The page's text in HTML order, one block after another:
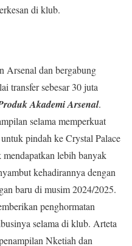
di klub.
Arsenal dan bergabung
transfer sebesar 30 juta
Akademi Arsenal.
selama memperkuat
pindah ke Crystal Palace
lebih banyak
kehadirannya dengan
baru di musim 2024/2025.
penghormatan
selama di klub. Arteta
Nketiah dan